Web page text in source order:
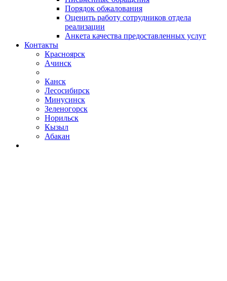
Порядок обжалования
Оценить работу сотрудников отдела
реализации
Анкета качества предоставленных услуг
Контакты
Красноярск
Ачинск
Канск
Лесосибирск
Минусинск
Зеленогорск
Норильск
Кызыл
Абакан